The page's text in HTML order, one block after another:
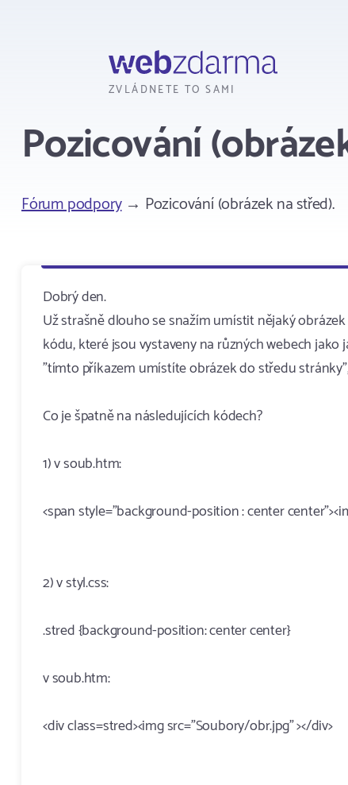
ZVLÁDNETE TO SAMI
Pozicování
Fórum podpory→ Pozicování (obrázek na střed).
Dobrý den.
Už strašně dlouho se snažím umístit nějaký
kódu, které jsou vystaveny na různých webech jako
"tímto příkazem umístíte obrázek do středu
Co je špatně na následujících kódech?
1) v soub.htm:
<span style="background-position : center
2) v styl.css:
.stred {background-position: center center}
v soub.htm:
<div class=stred><img src="Soubory/obr.jpg" ></div>